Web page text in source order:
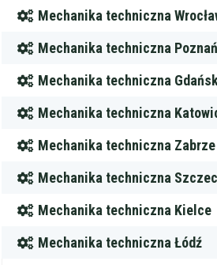
Mechanika techniczna
Mechanika techniczna Poznań
Mechanika techniczna
Mechanika techniczna
Mechanika techniczna Zabrze
Mechanika techniczna
Mechanika techniczna Kielce
Mechanika techniczna Łódź